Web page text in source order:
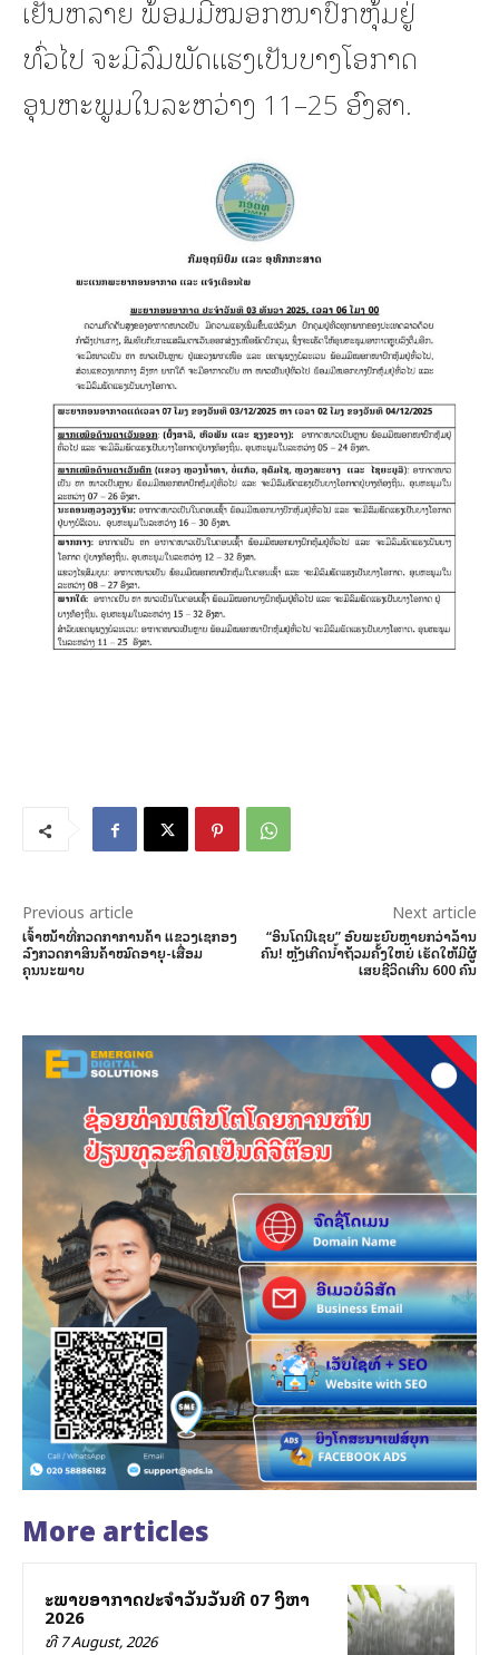
ເຢັນຫລາຍ ພ້ອມມີໝອກໜາປົກຫຸ້ມຢູ່
ທົ່ວໄປ ຈະມີລົມພັດແຮງເປັນບາງໂອກາດ
ອຸນຫະພູມໃນລະຫວ່າງ 11–25 ອົງສາ.
Previous article
ເຈົ້າໜ້າທີ່ກວດກາການຄ້າ ແຂວງເຊກອງ
ລົງກວດກາສິນຄ້າໝົດອາຍຸ-ເສື່ອມ
ຄຸນນະພາບ
Next article
“ອິນໂດນີເຊຍ” ອົບພະຍົບຫຼາຍກວ່າລ້ານ
ຄົນ! ຫຼັງເກີດນ້ຳຖ້ວມຄັ້ງໃຫຍ່ ເຮັດໃຫ້ມີຜູ້
ເສຍຊີວິດເກີນ 600 ຄົນ
More articles
ສະພາບອາກາດປະຈຳວັນວັນທີ 07 ສິງຫາ
2026
ທີ 7 August, 2026